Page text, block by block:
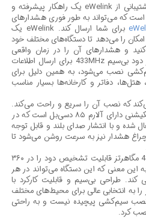
سنسور دود هوشمند 433MHz با پشتیبانی از eWelink یک راهکار پیشرفته و
که می‌تواند به طور فوری هشدارهای
برای شما ارسال کند. eWelink یک
را می‌دهد تا دستگاه‌های مختلف خود
و هشدارهای آن را در زمان واقعی
دریافت کنید. این سنسور از سنسور دود بی‌سیم 433MHz برای ارسال اطلاعات
نصب می‌شود، به همین دلیل برای
هتل‌ها، دفاتر و کارخانه‌ها بسیار مناسب
که نصب آن را سریع و راحت می‌کند.
دتکتور دود 433MHz با هشدار اپلیکیشنی دارای آلارم ۸۵ دسی‌بل است که در
شده و با انتشار صدای بلند و قابل توجه
چراغ هشدار نیز به سرعت روشن می‌شود تا
سنسور تشخیص دود با فرکانس 433 مگاهرتز قابلیت تشخیص دود را در ۳۶۰
این معنی که این دستگاه می‌تواند در هر
کند. طراحی بی‌سیم و قابلیت کارکرد با
به انتخابی عالی برای محیط‌های مختلف
نصب سیم‌کشی پیچیده نیست و به راحتی
کرد.